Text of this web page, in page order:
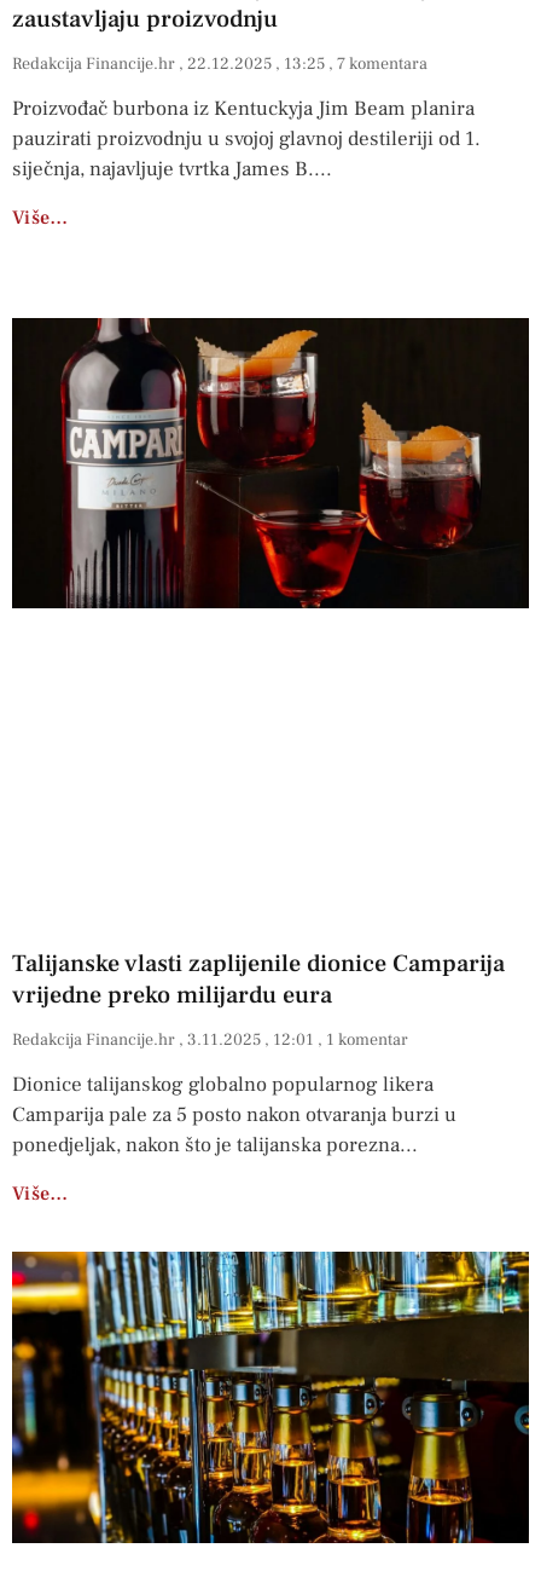
zaustavljaju proizvodnju
Redakcija Financije.hr 22.12.2025 13:25 7 komentara
Proizvođač burbona iz Kentuckyja Jim Beam planira
pauzirati proizvodnju u svojoj glavnoj destileriji od 1.
siječnja, najavljuje tvrtka James B.
Više…
Talijanske vlasti zaplijenile dionice Camparija
vrijedne preko milijardu eura
Redakcija Financije.hr 3.11.2025 12:01 1 komentar
Dionice talijanskog globalno popularnog likera
Camparija pale za 5 posto nakon otvaranja burzi u
ponedjeljak, nakon što je talijanska porezna
Više…